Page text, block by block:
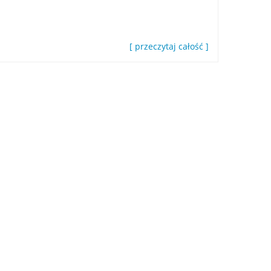
[ przeczytaj całość ]